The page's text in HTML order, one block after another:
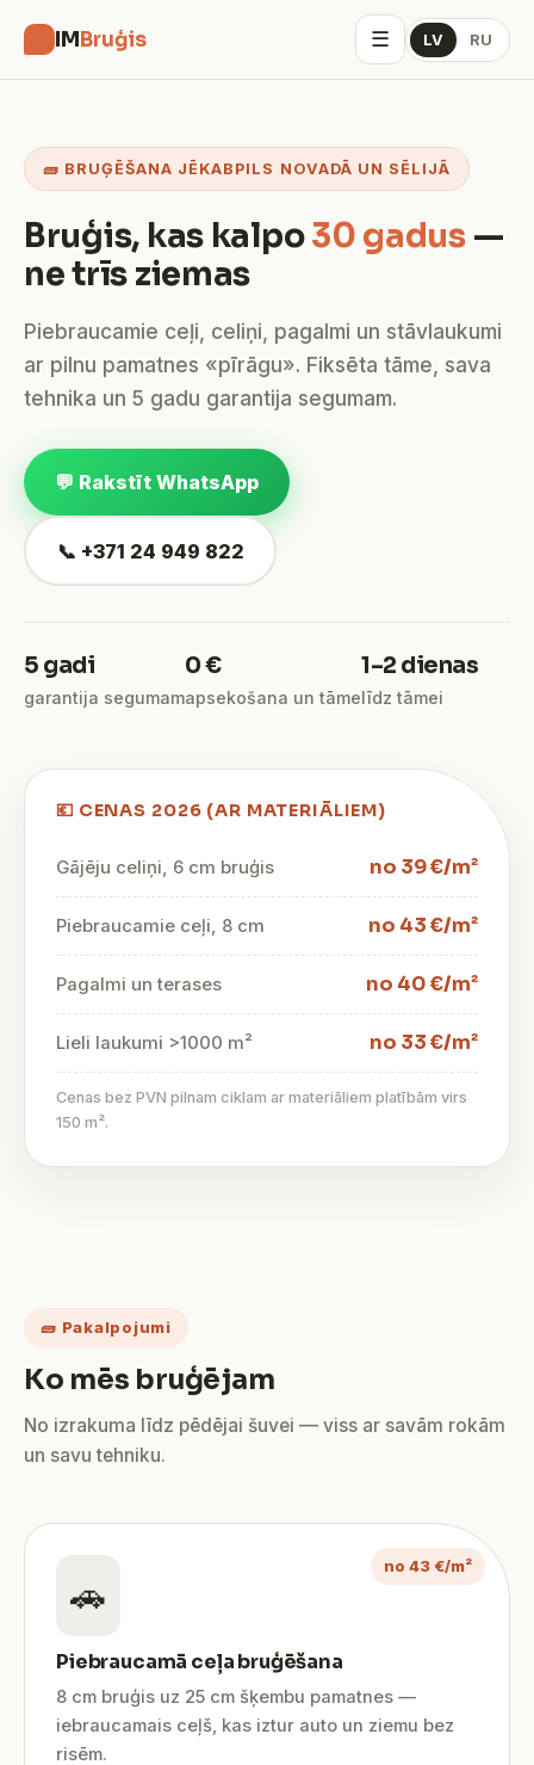
IMBruģis ☰ LV RU
🧱 BRUĢĒŠANA JĒKABPILS NOVADĀ UN SĒLIJĀ
Bruģis, kas kalpo30 gadus—
ne trīs ziemas
Piebraucamie ceļi, celiņi, pagalmi un stāvlaukumi
ar pilnu pamatnes «pīrāgu». Fiksēta tāme, sava
tehnika un 5 gadu garantija segumam.
💬 Rakstīt WhatsApp
📞 +371 24 949 822
5 gadi
garantija segumam
0 €
apsekošana un tāme
1–2 dienas
līdz tāmei
💶 CENAS 2026 (AR MATERIĀLIEM)
Gājēju celiņi, 6 cm bruģis no 39 €/m²
Piebraucamie ceļi, 8 cm no 43 €/m²
Pagalmi un terases no 40 €/m²
Lieli laukumi >1000 m² no 33 €/m²
Cenas bez PVN pilnam ciklam ar materiāliem platībām virs
150 m².
🧱 Pakalpojumi
Ko mēs bruģējam
No izrakuma līdz pēdējai šuvei — viss ar savām rokām
un savu tehniku.
no 43 €/m²
🚗
Piebraucamā ceļa bruģēšana
8 cm bruģis uz 25 cm šķembu pamatnes —
iebraucamais ceļš, kas iztur auto un ziemu bez
risēm.